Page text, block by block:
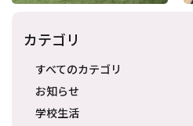
カテゴリ
すべてのカテゴリ
お知らせ
学校生活